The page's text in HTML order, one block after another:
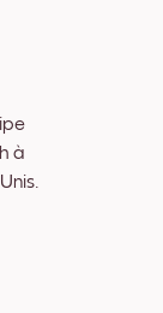
à